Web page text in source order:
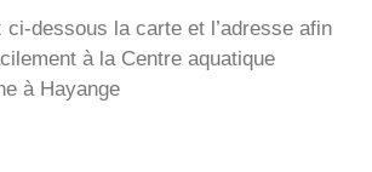
ci-dessous la carte et l’adresse afin
à la Centre aquatique
à Hayange